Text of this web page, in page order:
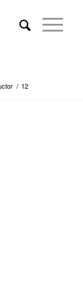
/ 12